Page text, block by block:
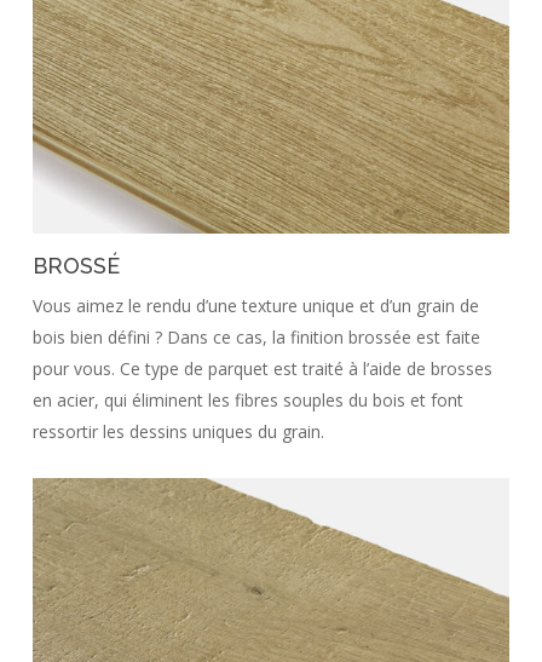
BROSSÉ
Vous aimez le rendu d’une texture unique et d’un grain de
bois bien défini ? Dans ce cas, la finition brossée est faite
pour vous. Ce type de parquet est traité à l’aide de brosses
en acier, qui éliminent les fibres souples du bois et font
ressortir les dessins uniques du grain.